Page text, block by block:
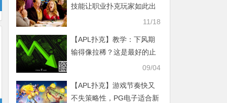
技能让职业扑克玩家如此出
11/18
【APL扑克】教学：下风期
输得像拉稀？这是最好的止
09/04
【APL扑克】游戏节奏快又
不失策略性，PG电子适合新